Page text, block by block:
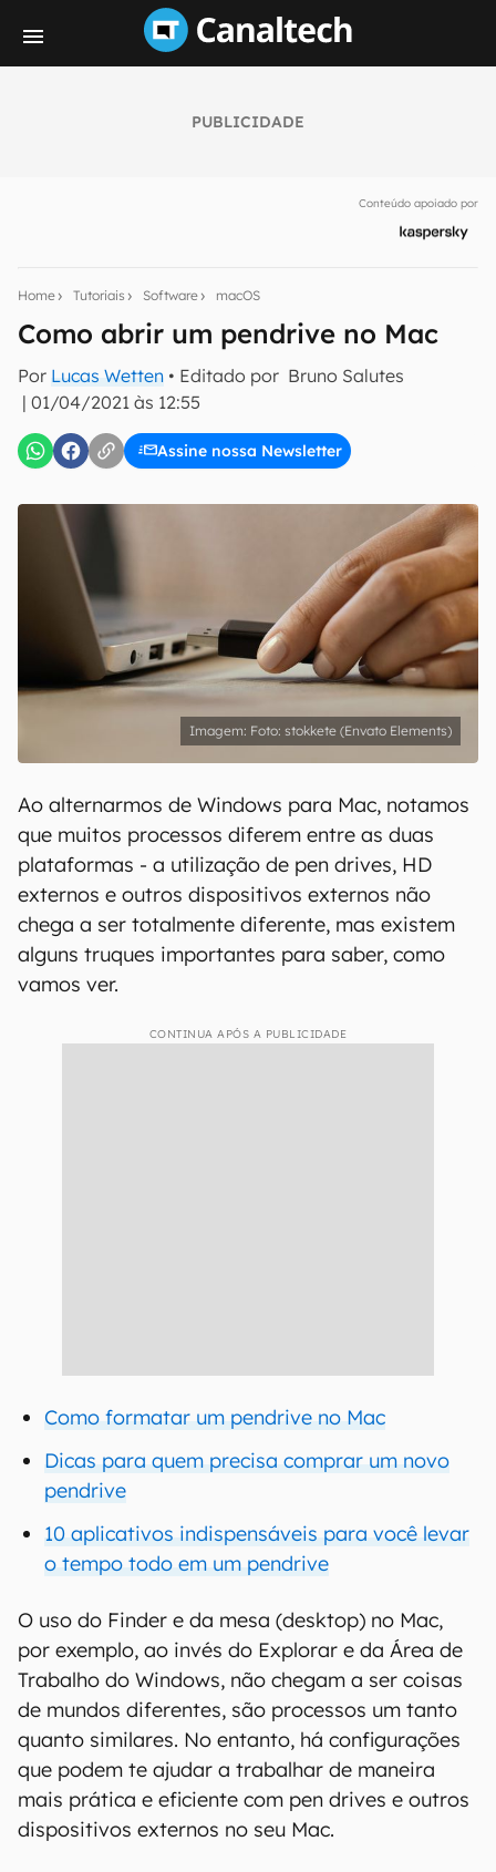
PUBLICIDADE
Conteúdo apoiado por
Home Tutoriais Software macOS
Como abrir um pendrive no Mac
Por Lucas Wetten • Editado por Bruno Salutes
| 01/04/2021 às 12:55
Assine nossa Newsletter
notícias e reviews sobre tecnologia em primeira
inscreva-se
Confirmo que li, aceito e concordo com os Termos de
Uso e Política de Privacidade do Canaltech.
Foto: stokkete (Envato Elements)
Ao alternarmos de Windows para Mac, notamos
que muitos processos diferem entre as duas
plataformas - a utilização de pen drives, HD
externos e outros dispositivos externos não
chega a ser totalmente diferente, mas existem
alguns truques importantes para saber, como
vamos ver.
CONTINUA APÓS A PUBLICIDADE
Como formatar um pendrive no Mac
Dicas para quem precisa comprar um novo
pendrive
10 aplicativos indispensáveis para você levar
o tempo todo em um pendrive
O uso do Finder e da mesa (desktop) no Mac,
por exemplo, ao invés do Explorar e da Área de
Trabalho do Windows, não chegam a ser coisas
de mundos diferentes, são processos um tanto
quanto similares. No entanto, há configurações
que podem te ajudar a trabalhar de maneira
mais prática e eficiente com pen drives e outros
dispositivos externos no seu Mac.